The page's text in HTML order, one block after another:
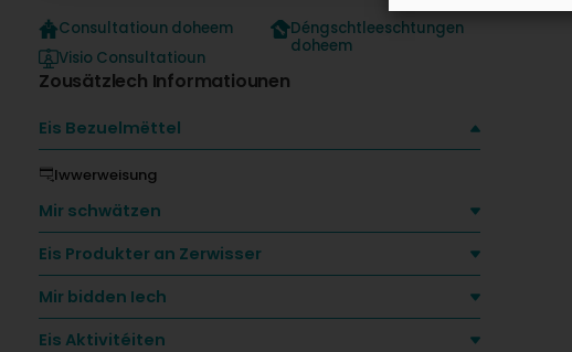
Consultatioun doheem
Visio Consultatioun
Déngschtleeschtungen
doheem
Zousätzlech Informatiounen
Eis Bezuelmëttel
Iwwerweisung
Mir schwätzen
Eis Produkter an Zerwisser
Mir bidden Iech
Eis Aktivitéiten